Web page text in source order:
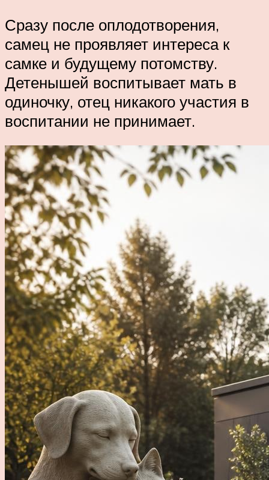
Сразу после оплодотворения,
самец не проявляет интереса к
самке и будущему потомству.
Детенышей воспитывает мать в
одиночку, отец никакого участия в
воспитании не принимает.